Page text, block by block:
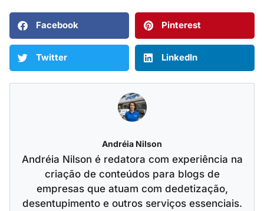
Facebook Pinterest
Twitter LinkedIn
Andréia Nilson
Andréia Nilson é redatora com experiência na
criação de conteúdos para blogs de
empresas que atuam com dedetização,
desentupimento e outros serviços essenciais.